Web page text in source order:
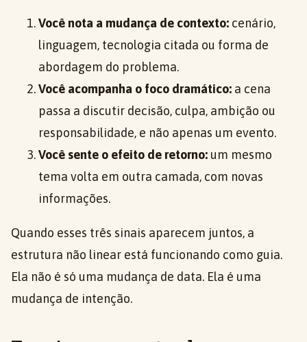
Você nota a mudança de contexto: cenário,
linguagem, tecnologia citada ou forma de
abordagem do problema.
Você acompanha o foco dramático: a cena
passa a discutir decisão, culpa, ambição ou
responsabilidade, e não apenas um evento.
Você sente o efeito de retorno: um mesmo
tema volta em outra camada, com novas
informações.
Quando esses três sinais aparecem juntos, a
estrutura não linear está funcionando como guia.
Ela não é só uma mudança de data. Ela é uma
mudança de intenção.